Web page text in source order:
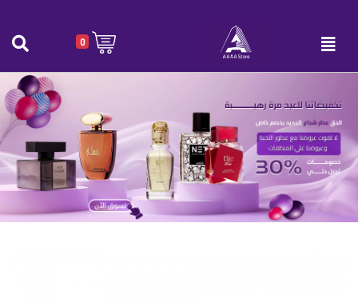
0
علب بلاستيك شفاف مع غطا متصل عدد 50 حبة
الرئيسية
علب بلاستيك شفاف مع غطا متصل عدد 50 حبة